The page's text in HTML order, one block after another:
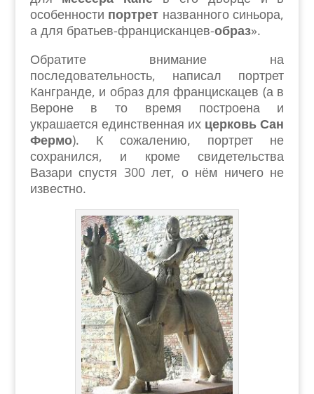
особенности портрет названного синьора,
а для братьев-францисканцев-образ».
Обратите внимание на
последовательность, написал портрет
Кангранде, и образ для францискацев (а в
Вероне в то время построена и
украшается единственная их церковь Сан
Фермо). К сожалению, портрет не
сохранился, и кроме свидетельства
Вазари спустя 300 лет, о нём ничего не
известно.